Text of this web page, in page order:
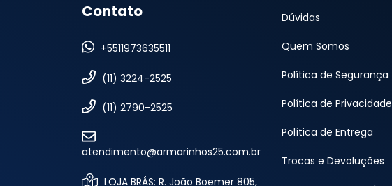
Contato
+5511973635511
(11) 3224-2525
(11) 2790-2525
atendimento@armarinhos25.com.br
LOJA BRÁS: R. João Boemer 805,
Dúvidas
Quem Somos
Política de Segurança
Política de Privacidade
Política de Entrega
Trocas e Devoluções